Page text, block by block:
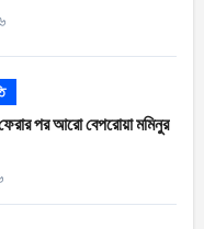
পর আরো বেপরোয়া মমিনুর